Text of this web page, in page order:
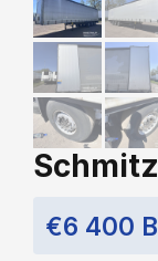
€6 400